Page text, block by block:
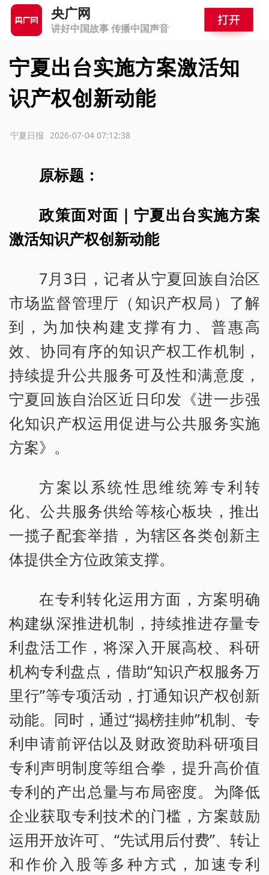
央广网
讲好中国故事 传播中国声音
宁夏出台实施方案激活知
识产权创新动能
2026-07-04 07:12:38
宁夏日报
原标题：
政策面对面｜宁夏出台实施方案
激活知识产权创新动能
7月3日，记者从宁夏回族自治区
市场监督管理厅（知识产权局）了解
到，为加快构建支撑有力、普惠高
效、协同有序的知识产权工作机制，
持续提升公共服务可及性和满意度，
宁夏回族自治区近日印发《进一步强
化知识产权运用促进与公共服务实施
方案》。
方案以系统性思维统筹专利转
化、公共服务供给等核心板块，推出
一揽子配套举措，为辖区各类创新主
体提供全方位政策支撑。
在专利转化运用方面，方案明确
构建纵深推进机制，持续推进存量专
利盘活工作，将深入开展高校、科研
机构专利盘点，借助“知识产权服务万
里行”等专项活动，打通知识产权创新
动能。同时，通过“揭榜挂帅”机制、专
利申请前评估以及财政资助科研项目
专利声明制度等组合拳，提升高价值
专利的产出总量与布局密度。为降低
企业获取专利技术的门槛，方案鼓励
运用开放许可、“先试用后付费”、转让
和作价入股等多种方式，加速专利